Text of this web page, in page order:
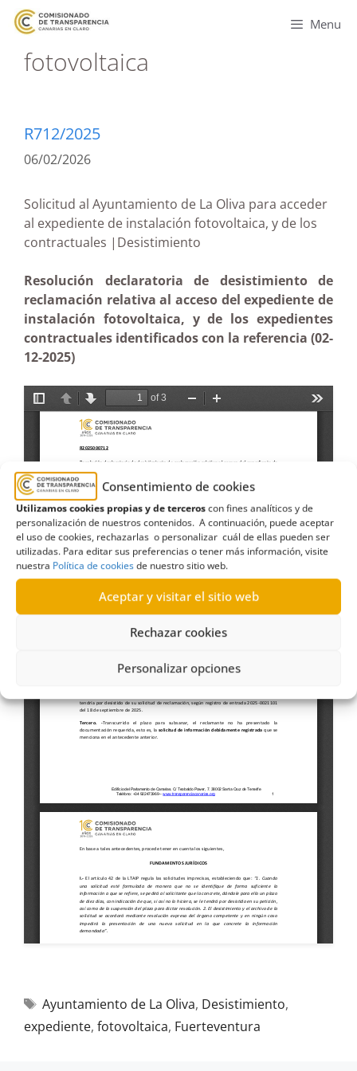
Consentimiento de cookies
Utilizamos cookies propias y de terceroscon fines analíticos y de
personalización de nuestros contenidos. A continuación, puede aceptar
el uso de cookies, rechazarlas o personalizar cuál de ellas pueden ser
utilizadas. Para editar sus preferencias o tener más información, visite
nuestra Política de cookiesde nuestro sitio web.
Aceptar y visitar el sitio web
Rechazar cookies
Personalizar opciones
Menu
fotovoltaica
R712/2025
06/02/2026
Solicitud al Ayuntamiento de La Oliva para acceder
al expediente de instalación fotovoltaica, y de los
contractuales |Desistimiento
Resolución declaratoria de desistimiento de
reclamación relativa al acceso del expediente de
instalación fotovoltaica, y de los expedientes
contractuales identificados con la referencia (02-
12-2025)
Ayuntamiento de La Oliva, Desistimiento,
expediente, fotovoltaica, Fuerteventura